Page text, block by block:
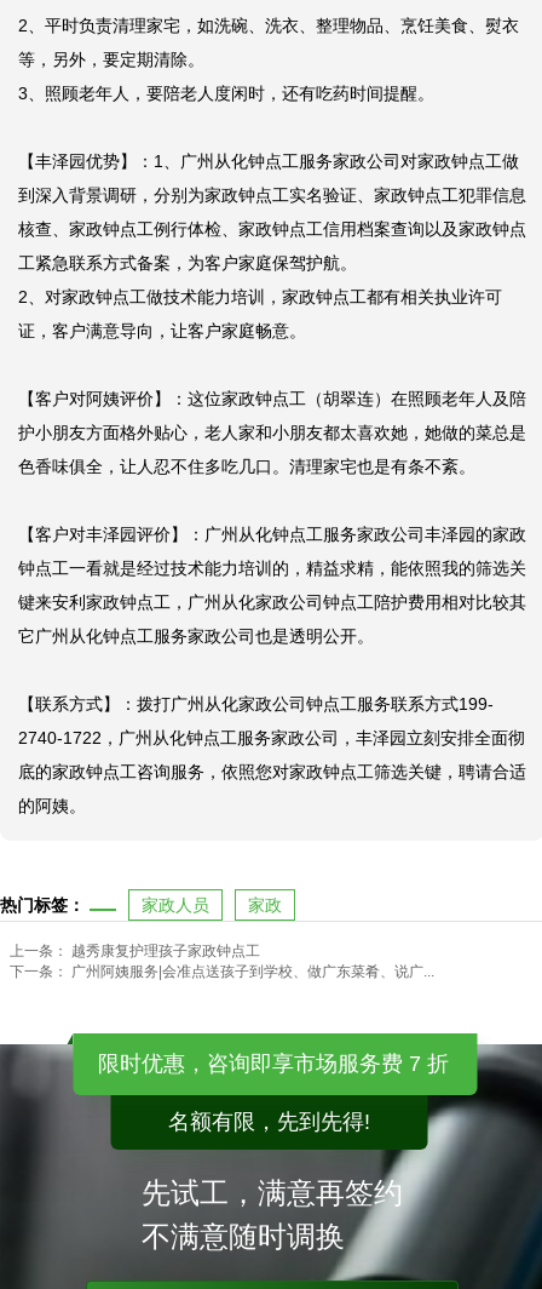
2、平时负责清理家宅，如洗碗、洗衣、整理物品、烹饪美食、熨衣
等，另外，要定期清除。
3、照顾老年人，要陪老人度闲时，还有吃药时间提醒。
【丰泽园优势】：1、广州从化钟点工服务家政公司对家政钟点工做
到深入背景调研，分别为家政钟点工实名验证、家政钟点工犯罪信息
核查、家政钟点工例行体检、家政钟点工信用档案查询以及家政钟点
工紧急联系方式备案，为客户家庭保驾护航。
2、对家政钟点工做技术能力培训，家政钟点工都有相关执业许可
证，客户满意导向，让客户家庭畅意。
【客户对阿姨评价】：这位家政钟点工（胡翠连）在照顾老年人及陪
护小朋友方面格外贴心，老人家和小朋友都太喜欢她，她做的菜总是
色香味俱全，让人忍不住多吃几口。清理家宅也是有条不紊。
【客户对丰泽园评价】：广州从化钟点工服务家政公司丰泽园的家政
钟点工一看就是经过技术能力培训的，精益求精，能依照我的筛选关
键来安利家政钟点工，广州从化家政公司钟点工陪护费用相对比较其
它广州从化钟点工服务家政公司也是透明公开。
【联系方式】：拨打广州从化家政公司钟点工服务联系方式199-
2740-1722，广州从化钟点工服务家政公司，丰泽园立刻安排全面彻
底的家政钟点工咨询服务，依照您对家政钟点工筛选关键，聘请合适
的阿姨。
热门标签： 家政人员 家政
上一条：
越秀康复护理孩子家政钟点工
下一条：
广州阿姨服务|会准点送孩子到学校、做广东菜肴、说广...
限时优惠，咨询即享市场服务费 7 折
名额有限，先到先得!
先试工，满意再签约
不满意随时调换